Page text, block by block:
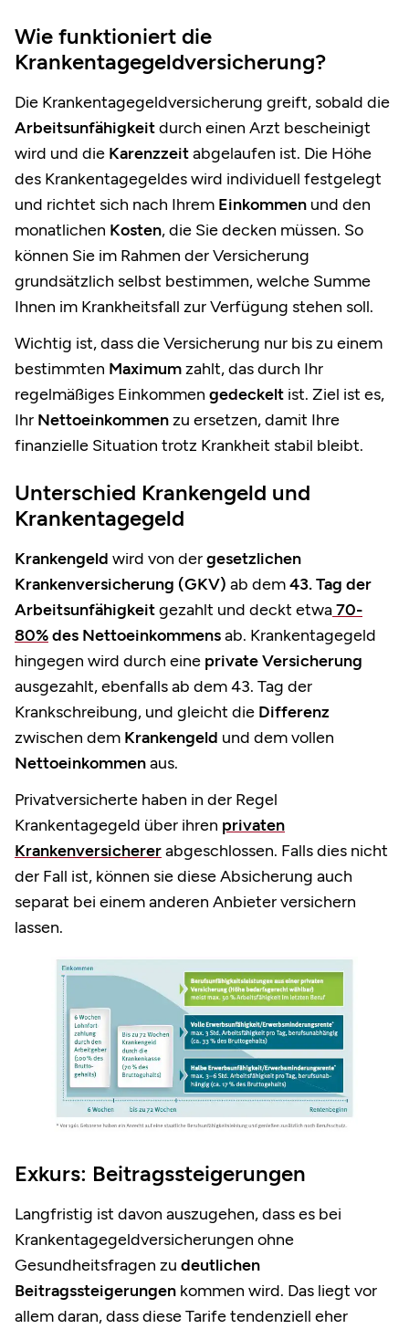
Wie funktioniert die
Krankentagegeldversicherung?
Die Krankentagegeldversicherung greift, sobald die
Arbeitsunfähigkeitdurch einen Arzt bescheinigt
wird und die Karenzzeitabgelaufen ist. Die Höhe
des Krankentagegeldes wird individuell festgelegt
und richtet sich nach Ihrem Einkommen und den
monatlichen Kosten, die Sie decken müssen. So
können Sie im Rahmen der Versicherung
grundsätzlich selbst bestimmen, welche Summe
Ihnen im Krankheitsfall zur Verfügung stehen soll.
Wichtig ist, dass die Versicherung nur bis zu einem
bestimmten Maximumzahlt, das durch Ihr
regelmäßiges Einkommen gedeckelt ist. Ziel ist es,
Ihr Nettoeinkommenzu ersetzen, damit Ihre
finanzielle Situation trotz Krankheit stabil bleibt.
Unterschied Krankengeld und
Krankentagegeld
Krankengeld wird von dergesetzlichen
Krankenversicherung (GKV) ab dem43. Tag der
Arbeitsunfähigkeitgezahlt und deckt etwa70-
80%des Nettoeinkommensab. Krankentagegeld
hingegen wird durch eine private Versicherung
ausgezahlt, ebenfalls ab dem 43. Tag der
Krankschreibung, und gleicht die Differenz
zwischen dem Krankengeld und dem vollen
Nettoeinkommenaus.
Privatversicherte haben in der Regel
Krankentagegeld über ihren privaten
Krankenversichererabgeschlossen. Falls dies nicht
der Fall ist, können sie diese Absicherung auch
separat bei einem anderen Anbieter versichern
lassen.
Exkurs: Beitragssteigerungen
Langfristig ist davon auszugehen, dass es bei
Krankentagegeldversicherungen ohne
Gesundheitsfragen zu deutlichen
Beitragssteigerungen kommen wird. Das liegt vor
allem daran, dass diese Tarife tendenziell eher